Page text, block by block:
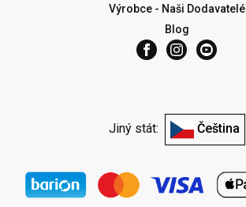
Výrobce - Naši Dodavatelé
Blog
Jiný stát: Čeština